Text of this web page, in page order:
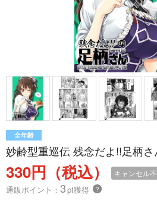
全年齢
妙齢型重巡伝 残念だよ!!足柄さ
330円（税込） キャンセル
通販ポイント： 3pt獲得 ？